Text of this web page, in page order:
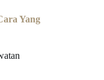
Yang